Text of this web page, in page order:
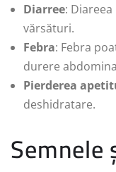
Diarree:
vărsături.
Febra: Febra
durere
Pierderea
deshidratare.